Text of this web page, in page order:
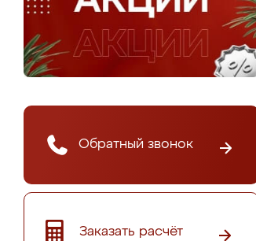
Обратный звонок
Заказать расчёт